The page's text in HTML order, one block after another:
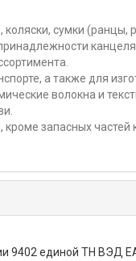
сумки (ранцы,
а также для
волокна и
запасных частей
9402 единой ТН ВЭД